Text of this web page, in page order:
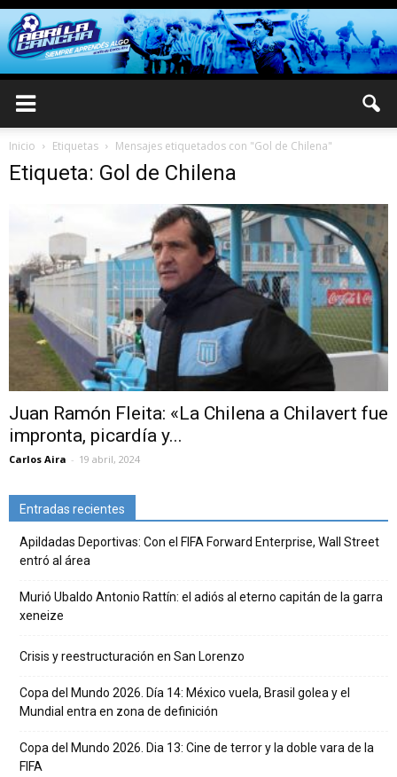
Inicio Etiquetas Mensajes etiquetados con "Gol de Chilena"
Etiqueta: Gol de Chilena
Juan Ramón Fleita: «La Chilena a Chilavert fue
impronta, picardía y...
Carlos Aira - 19 abril, 2024
Entradas recientes
Apildadas Deportivas: Con el FIFA Forward Enterprise, Wall Street
entró al área
Murió Ubaldo Antonio Rattín: el adiós al eterno capitán de la garra
xeneize
Crisis y reestructuración en San Lorenzo
Copa del Mundo 2026. Día 14: México vuela, Brasil golea y el
Mundial entra en zona de definición
Copa del Mundo 2026. Dia 13: Cine de terror y la doble vara de la
FIFA